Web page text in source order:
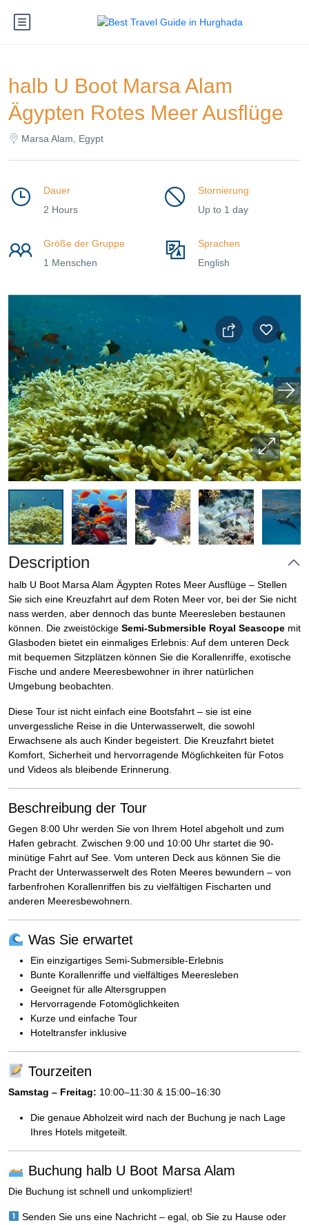
halb U Boot Marsa Alam
Ägypten Rotes Meer Ausflüge
Marsa Alam, Egypt
Dauer
2 Hours
Stornierung
Up to 1 day
Größe der Gruppe
1 Menschen
Sprachen
English
Description
halb U Boot Marsa Alam Ägypten Rotes Meer Ausflüge – Stellen
Sie sich eine Kreuzfahrt auf dem Roten Meer vor, bei der Sie nicht
nass werden, aber dennoch das bunte Meeresleben bestaunen
können. Die zweistöckige Semi-Submersible Royal Seascope mit
Glasboden bietet ein einmaliges Erlebnis: Auf dem unteren Deck
mit bequemen Sitzplätzen können Sie die Korallenriffe, exotische
Fische und andere Meeresbewohner in ihrer natürlichen
Umgebung beobachten.
Diese Tour ist nicht einfach eine Bootsfahrt – sie ist eine
unvergessliche Reise in die Unterwasserwelt, die sowohl
Erwachsene als auch Kinder begeistert. Die Kreuzfahrt bietet
Komfort, Sicherheit und hervorragende Möglichkeiten für Fotos
und Videos als bleibende Erinnerung.
Beschreibung der Tour
Gegen 8:00 Uhr werden Sie von Ihrem Hotel abgeholt und zum
Hafen gebracht. Zwischen 9:00 und 10:00 Uhr startet die 90-
minütige Fahrt auf See. Vom unteren Deck aus können Sie die
Pracht der Unterwasserwelt des Roten Meeres bewundern – von
farbenfrohen Korallenriffen bis zu vielfältigen Fischarten und
anderen Meeresbewohnern.
Was Sie erwartet
Ein einzigartiges Semi-Submersible-Erlebnis
Bunte Korallenriffe und vielfältiges Meeresleben
Geeignet für alle Altersgruppen
Hervorragende Fotomöglichkeiten
Kurze und einfache Tour
Hoteltransfer inklusive
Tourzeiten
Samstag – Freitag: 10:00–11:30 & 15:00–16:30
Die genaue Abholzeit wird nach der Buchung je nach Lage
Ihres Hotels mitgeteilt.
Buchung halb U Boot Marsa Alam
Die Buchung ist schnell und unkompliziert!
Senden Sie uns eine Nachricht – egal, ob Sie zu Hause oder